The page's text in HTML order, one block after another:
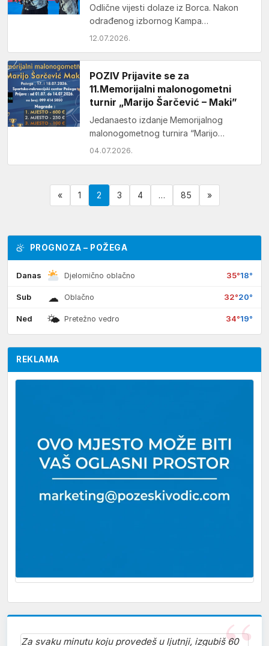
Odlične vijesti dolaze iz Borca. Nakon
odrađenog izbornog Kampa
Reprezentacije i 3 tjedna neizvjesnosti,
12.07.2026.
POZIV Prijavite se za
11.Memorijalni malonogometni
turnir „Marijo Šarčević – Maki”
Jedanaesto izdanje Memorijalnog
malonogometnog turnira “Marijo
Šarčević – Maki” održat će se 17. i 18.
04.07.2026.
« 1 2 3 4 … 85 »
PROGNOZA – POŽEGA
Danas Djelomično oblačno 35°18°
Sub ☁ Oblačno 32°20°
Ned 🌤 Pretežno vedro 34°19°
REKLAMA
Za svaku minutu koju provedeš u ljutnji, izgubiš 60